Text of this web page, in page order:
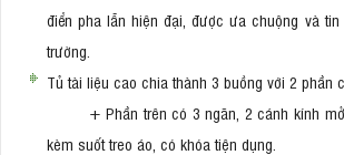
điển pha lẫn hiện đại, được ưa chuộng và
trường.
Tủ tài liệu cao chia thành 3 buồng với 2 phần
+ Phần trên có 3 ngăn, 2 cánh kính mở
kèm suốt treo áo, có khóa tiện dụng.